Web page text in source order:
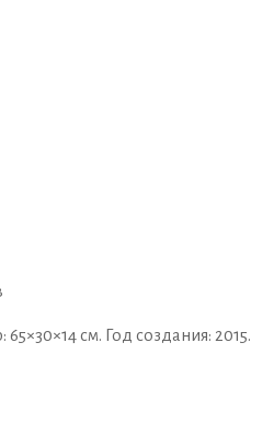
см. Год создания: 2015.